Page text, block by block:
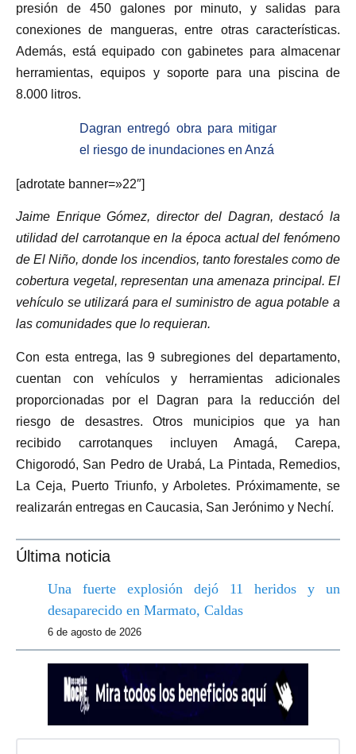
presión de 450 galones por minuto, y salidas para
conexiones de mangueras, entre otras características.
Además, está equipado con gabinetes para almacenar
herramientas, equipos y soporte para una piscina de
8.000 litros.
Dagran entregó obra para mitigar
el riesgo de inundaciones en Anzá
[adrotate banner=»22″]
Jaime Enrique Gómez, director del Dagran, destacó la
utilidad del carrotanque en la época actual del fenómeno
de El Niño, donde los incendios, tanto forestales como de
cobertura vegetal, representan una amenaza principal. El
vehículo se utilizará para el suministro de agua potable a
las comunidades que lo requieran.
Con esta entrega, las 9 subregiones del departamento,
cuentan con vehículos y herramientas adicionales
proporcionadas por el Dagran para la reducción del
riesgo de desastres. Otros municipios que ya han
recibido carrotanques incluyen Amagá, Carepa,
Chigorodó, San Pedro de Urabá, La Pintada, Remedios,
La Ceja, Puerto Triunfo, y Arboletes. Próximamente, se
realizarán entregas en Caucasia, San Jerónimo y Nechí.
Última noticia
Una fuerte explosión dejó 11 heridos y un
desaparecido en Marmato, Caldas
6 de agosto de 2026